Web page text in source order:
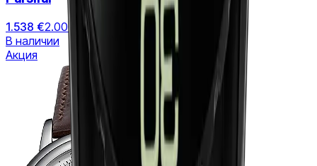
1.538 €2.006 €
В наличии
Акция